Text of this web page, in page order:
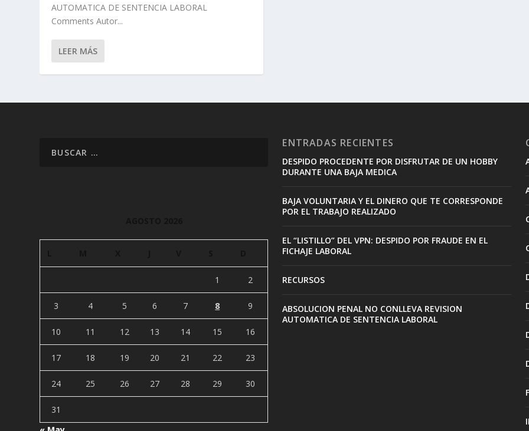
AUTOMATICA DE SENTENCIA LABORAL
Comments Autor...
LEER MÁS
1 2
3 4 5 6 7 8 9
10 11 12 13 14 15 16
17 18 19 20 21 22 23
24 25 26 27 28 29 30
31
ENTRADAS RECIENTES
DESPIDO PROCEDENTE POR DISFRUTAR DE UN HOBBY
DURANTE UNA BAJA MEDICA
BAJA VOLUNTARIA Y EL DINERO QUE TE CORRESPONDE
POR EL TRABAJO REALIZADO
EL “LISTILLO” DEL VPN: DESPIDO POR FRAUDE EN EL
FICHAJE LABORAL
RECURSOS
ABSOLUCION PENAL NO CONLLEVA REVISION
AUTOMATICA DE SENTENCIA LABORAL